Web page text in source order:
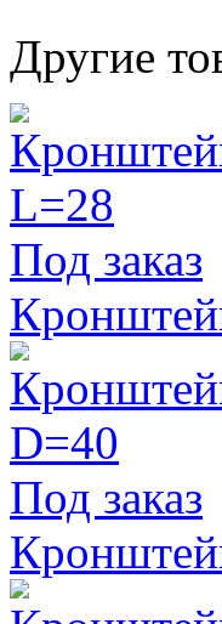
Другие
Под заказ
Под заказ